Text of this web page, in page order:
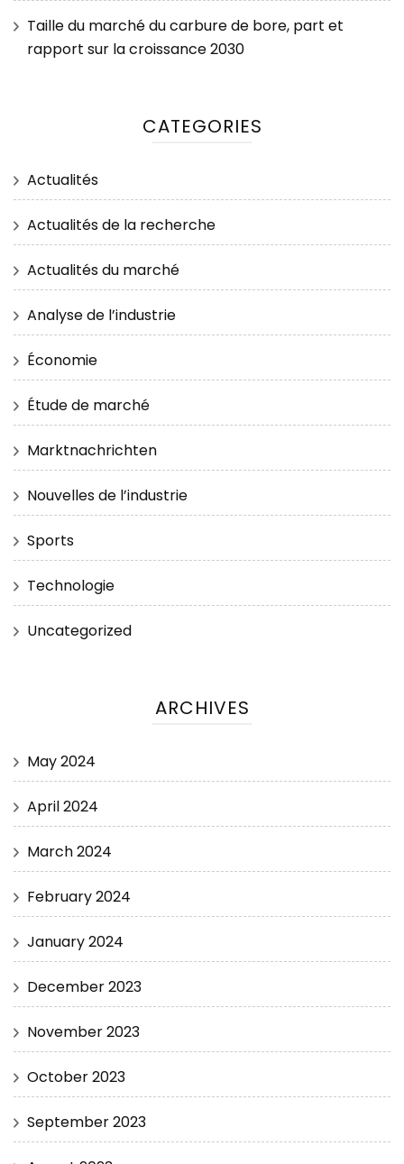
Taille du marché du carbure de bore, part et
rapport sur la croissance 2030
CATEGORIES
Actualités
Actualités de la recherche
Actualités du marché
Analyse de l’industrie
Économie
Étude de marché
Marktnachrichten
Nouvelles de l’industrie
Sports
Technologie
Uncategorized
ARCHIVES
May 2024
April 2024
March 2024
February 2024
January 2024
December 2023
November 2023
October 2023
September 2023